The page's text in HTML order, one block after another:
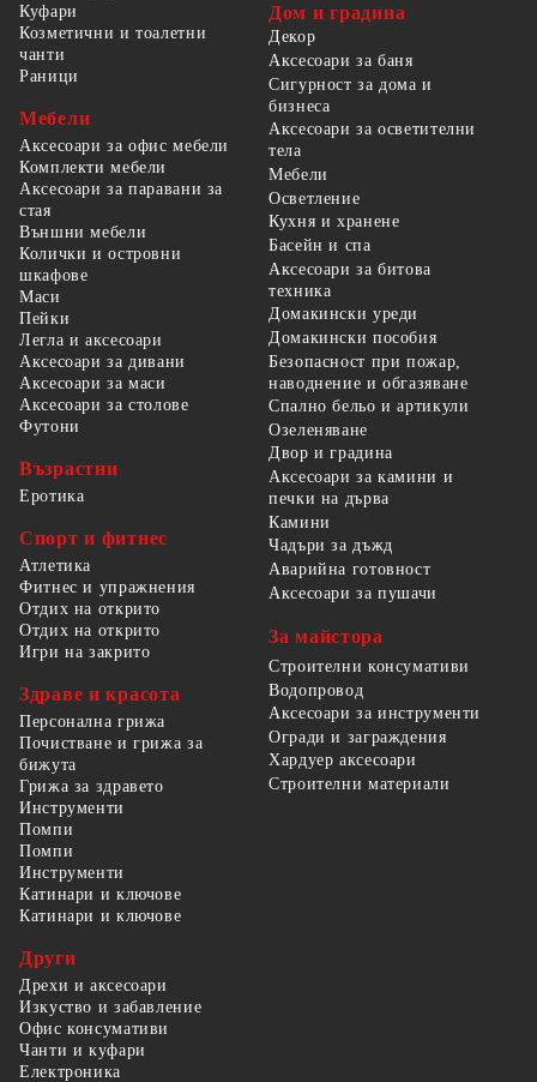
Куфари
Козметични и тоалетни
чанти
Раници
Мебели
Аксесоари за офис мебели
Комплекти мебели
Аксесоари за паравани за
стая
Външни мебели
Колички и островни
шкафове
Маси
Пейки
Легла и аксесоари
Аксесоари за дивани
Аксесоари за маси
Аксесоари за столове
Футони
Възрастни
Еротика
Спорт и фитнес
Атлетика
Фитнес и упражнения
Отдих на открито
Отдих на открито
Игри на закрито
Здраве и красота
Персонална грижа
Почистване и грижа за
бижута
Грижа за здравето
Дом и градина
Декор
Аксесоари за баня
Сигурност за дома и
бизнеса
Аксесоари за осветителни
тела
Мебели
Осветление
Кухня и хранене
Басейн и спа
Аксесоари за битова
техника
Домакински уреди
Домакински пособия
Безопасност при пожар,
наводнение и обгазяване
Спално бельо и артикули
Озеленяване
Двор и градина
Аксесоари за камини и
печки на дърва
Камини
Чадъри за дъжд
Аварийна готовност
Аксесоари за пушачи
За майстора
Строителни консумативи
Водопровод
Аксесоари за инструменти
Огради и заграждения
Хардуер аксесоари
Строителни материали
Инструменти
Помпи
Помпи
Инструменти
Катинари и ключове
Катинари и ключове
Други
Дрехи и аксесоари
Изкуство и забавление
Офис консумативи
Чанти и куфари
Електроника